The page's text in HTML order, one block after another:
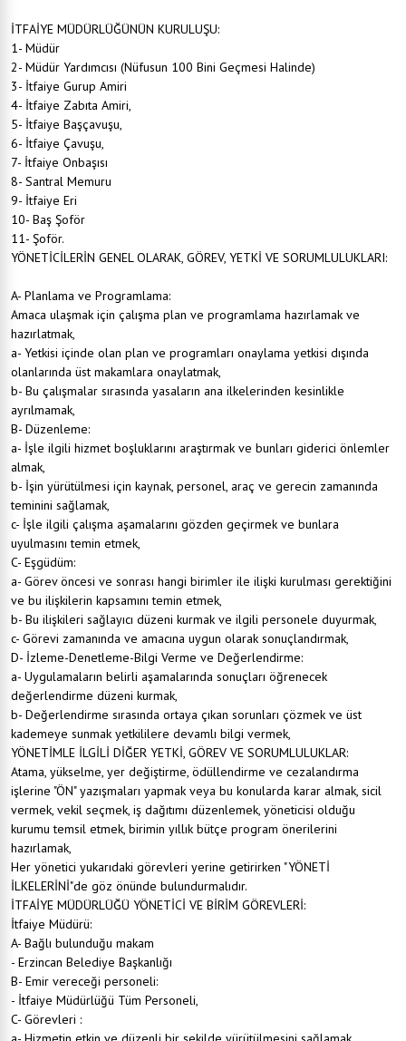
İTFAİYE MÜDÜRLÜĞÜNÜN KURULUŞU:
1- Müdür
2- Müdür Yardımcısı (Nüfusun 100 Bini Geçmesi Halinde)
3- İtfaiye Gurup Amiri
4- İtfaiye Zabıta Amiri,
5- İtfaiye Başçavuşu,
6- İtfaiye Çavuşu,
7- İtfaiye Onbaşısı
8- Santral Memuru
9- İtfaiye Eri
10- Baş Şoför
11- Şoför.
YÖNETİCİLERİN GENEL OLARAK, GÖREV, YETKİ VE SORUMLULUKLARI:
A- Planlama ve Programlama:
Amaca ulaşmak için çalışma plan ve programlama hazırlamak ve
hazırlatmak,
a- Yetkisi içinde olan plan ve programları onaylama yetkisi dışında
olanlarında üst makamlara onaylatmak,
b- Bu çalışmalar sırasında yasaların ana ilkelerinden kesinlikle
ayrılmamak,
B- Düzenleme:
a- İşle ilgili hizmet boşluklarını araştırmak ve bunları giderici önlemler
almak,
b- İşin yürütülmesi için kaynak, personel, araç ve gerecin zamanında
teminini sağlamak,
c- İşle ilgili çalışma aşamalarını gözden geçirmek ve bunlara
uyulmasını temin etmek,
C- Eşgüdüm:
a- Görev öncesi ve sonrası hangi birimler ile ilişki kurulması gerektiğini
ve bu ilişkilerin kapsamını temin etmek,
b- Bu ilişkileri sağlayıcı düzeni kurmak ve ilgili personele duyurmak,
c- Görevi zamanında ve amacına uygun olarak sonuçlandırmak,
D- İzleme-Denetleme-Bilgi Verme ve Değerlendirme:
a- Uygulamaların belirli aşamalarında sonuçları öğrenecek
değerlendirme düzeni kurmak,
b- Değerlendirme sırasında ortaya çıkan sorunları çözmek ve üst
kademeye sunmak yetkililere devamlı bilgi vermek,
YÖNETİMLE İLGİLİ DİĞER YETKİ, GÖREV VE SORUMLULUKLAR:
Atama, yükselme, yer değiştirme, ödüllendirme ve cezalandırma
işlerine "ÖN" yazışmaları yapmak veya bu konularda karar almak, sicil
vermek, vekil seçmek, iş dağıtımı düzenlemek, yöneticisi olduğu
kurumu temsil etmek, birimin yıllık bütçe program önerilerini
hazırlamak,
Her yönetici yukarıdaki görevleri yerine getirirken "YÖNETİ
İLKELERİNİ"de göz önünde bulundurmalıdır.
İTFAİYE MÜDÜRLÜĞÜ YÖNETİCİ VE BİRİM GÖREVLERİ:
İtfaiye Müdürü:
A- Bağlı bulunduğu makam
- Erzincan Belediye Başkanlığı
B- Emir vereceği personeli:
- İtfaiye Müdürlüğü Tüm Personeli,
C- Görevleri :